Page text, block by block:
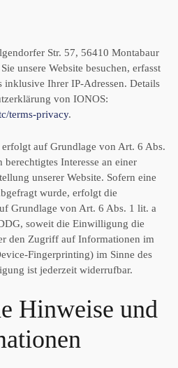
Str. 57, 56410 Montabaur
unsere Website besuchen, erfasst
inklusive Ihrer IP-Adressen. Details
von IONOS:
terms-privacy.
auf Grundlage von Art. 6 Abs.
Interesse an einer
unserer Website. Sofern eine
wurde, erfolgt die
Grundlage von Art. 6 Abs. 1 lit. a
soweit die Einwilligung die
den Zugriff auf Informationen im
Fingerprinting) im Sinne des
ist jederzeit widerrufbar.
Hinweise und